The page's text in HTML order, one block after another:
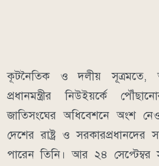
কূটনৈতিক ও দলীয় সূত্রমতে,
প্রধানমন্ত্রীর নিউইয়র্কে
জাতিসংঘের অধিবেশনে অংশ
দেশের রাষ্ট্র ও সরকারপ্রধানদের
পারেন তিনি। আর ২৪ সেপ্টেম্বর